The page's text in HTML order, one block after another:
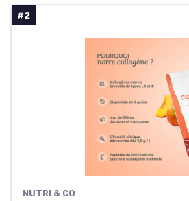
#2
‎NUTRI & CO